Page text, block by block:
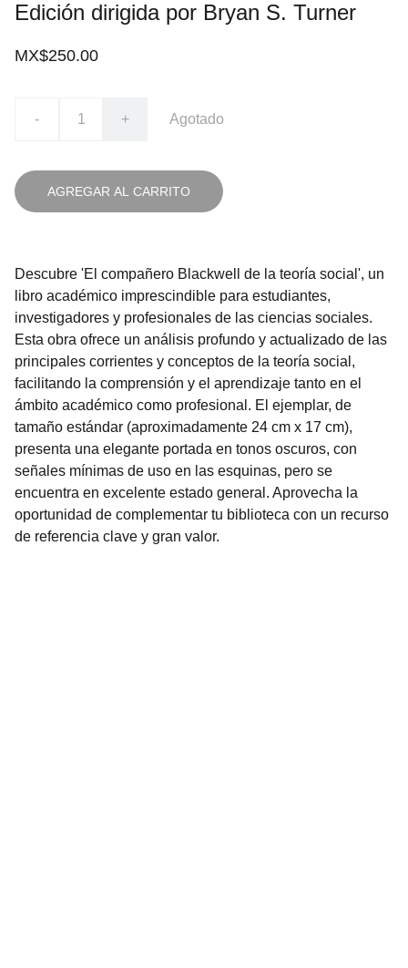
Edición dirigida por Bryan S. Turner
MX$250.00
- + Agotado
AGREGAR AL CARRITO
Descubre 'El compañero Blackwell de la teoría social', un
libro académico imprescindible para estudiantes,
investigadores y profesionales de las ciencias sociales.
Esta obra ofrece un análisis profundo y actualizado de las
principales corrientes y conceptos de la teoría social,
facilitando la comprensión y el aprendizaje tanto en el
ámbito académico como profesional. El ejemplar, de
tamaño estándar (aproximadamente 24 cm x 17 cm),
presenta una elegante portada en tonos oscuros, con
señales mínimas de uso en las esquinas, pero se
encuentra en excelente estado general. Aprovecha la
oportunidad de complementar tu biblioteca con un recurso
de referencia clave y gran valor.